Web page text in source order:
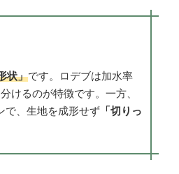
状」です。ロデブは加水率
けるのが特徴です。一方、
で、生地を成形せず 「切りっ